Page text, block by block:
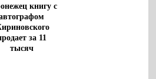
книгу с
за 11
тысяч